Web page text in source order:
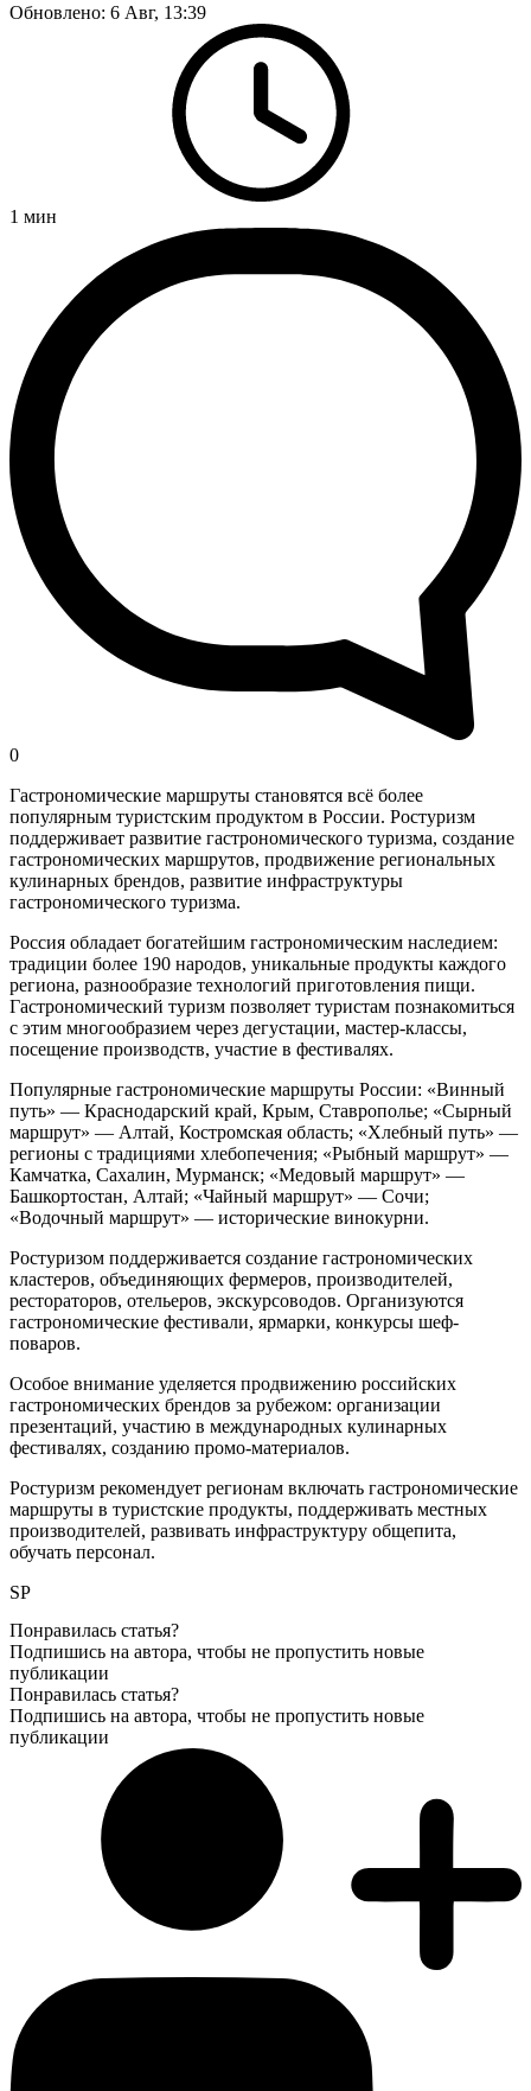
Обновлено: 6 Авг, 13:39
1 мин
0
Гастрономические маршруты становятся всё более
популярным туристским продуктом в России. Ростуризм
поддерживает развитие гастрономического туризма, создание
гастрономических маршрутов, продвижение региональных
кулинарных брендов, развитие инфраструктуры
гастрономического туризма.
Россия обладает богатейшим гастрономическим наследием:
традиции более 190 народов, уникальные продукты каждого
региона, разнообразие технологий приготовления пищи.
Гастрономический туризм позволяет туристам познакомиться
с этим многообразием через дегустации, мастер-классы,
посещение производств, участие в фестивалях.
Популярные гастрономические маршруты России: «Винный
путь» — Краснодарский край, Крым, Ставрополье; «Сырный
маршрут» — Алтай, Костромская область; «Хлебный путь» —
регионы с традициями хлебопечения; «Рыбный маршрут» —
Камчатка, Сахалин, Мурманск; «Медовый маршрут» —
Башкортостан, Алтай; «Чайный маршрут» — Сочи;
«Водочный маршрут» — исторические винокурни.
Ростуризом поддерживается создание гастрономических
кластеров, объединяющих фермеров, производителей,
рестораторов, отельеров, экскурсоводов. Организуются
гастрономические фестивали, ярмарки, конкурсы шеф-
поваров.
Особое внимание уделяется продвижению российских
гастрономических брендов за рубежом: организации
презентаций, участию в международных кулинарных
фестивалях, созданию промо-материалов.
Ростуризм рекомендует регионам включать гастрономические
маршруты в туристские продукты, поддерживать местных
производителей, развивать инфраструктуру общепита,
обучать персонал.
SP
Понравилась статья?
Подпишись на автора, чтобы не пропустить новые
публикации
Понравилась статья?
Подпишись на автора, чтобы не пропустить новые
публикации